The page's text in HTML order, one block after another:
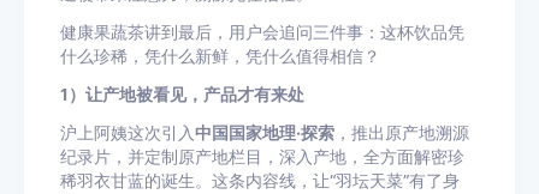
健康果蔬茶讲到最后，用户会追问三件事：这杯饮品凭
什么珍稀，凭什么新鲜，凭什么值得相信？
1）让产地被看见，产品才有来处
沪上阿姨这次引入中国国家地理·探索 ，推出原产地溯源
纪录片，并定制原产地栏目，深入产地，全方面解密珍
稀羽衣甘蓝的诞生。这条内容线，让“羽坛天菜”有了身